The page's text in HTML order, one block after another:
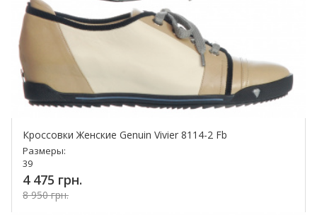
Кроссовки Женские Genuin Vivier 8114-2 Fb
Размеры:
39
4 475 грн.
8 950 грн.